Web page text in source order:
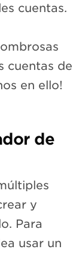
cuentas.
cuentas de
en ello!
de
y
Para
usar un